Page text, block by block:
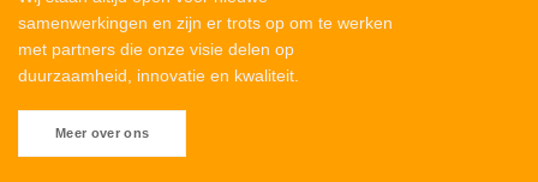
samenwerkingen en zijn er trots op om te werken
met partners die onze visie delen op
duurzaamheid, innovatie en kwaliteit.
Meer over ons